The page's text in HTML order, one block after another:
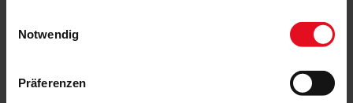
Notwendig
Präferenzen